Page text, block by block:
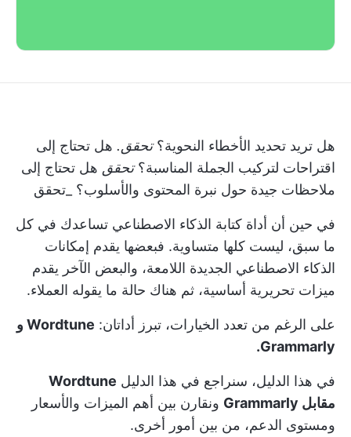
هل تريد تحديد الأخطاء النحوية؟تحقق. هل تحتاج إلى
اقتراحات لتركيب الجملة المناسبة؟تحقق هل تحتاج إلى
ملاحظات جيدة حول نبرة المحتوى والأسلوب؟ _تحقق
في حين أن أداة كتابة الذكاء الاصطناعي تساعدك في كل
ما سبق، ليست كلها متساوية. فبعضها يقدم إمكانات
الذكاء الاصطناعي الجديدة اللامعة، والبعض الآخر يقدم
ميزات تحريرية أساسية، ثم هناك حالة ما يقوله العملاء.
على الرغم من تعدد الخيارات، تبرز أداتان:
Wordtune و
Grammarly.
في هذا الدليل، سنراجع في هذا الدليل Wordtune
مقابل Grammarly
ونقارن بين أهم الميزات والأسعار
ومستوى الدعم، من بين أمور أخرى.